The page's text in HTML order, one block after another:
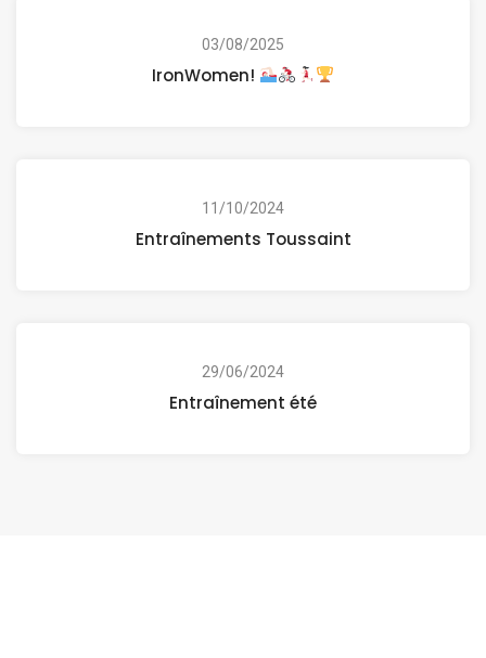
03/08/2025
IronWomen!
11/10/2024
Entraînements Toussaint
29/06/2024
Entraînement été